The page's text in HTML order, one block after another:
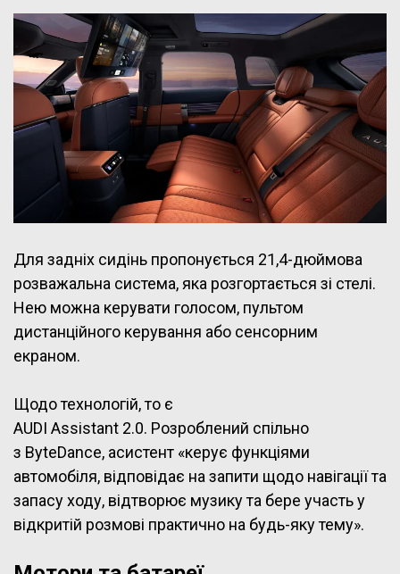
Для задніх сидінь пропонується 21,4-дюймова
розважальна система, яка розгортається зі стелі.
Нею можна керувати голосом, пультом
дистанційного керування або сенсорним
екраном.
Щодо технологій, то є
AUDI Assistant 2.0. Розроблений спільно
з ByteDance, асистент «керує функціями
автомобіля, відповідає на запити щодо навігації та
запасу ходу, відтворює музику та бере участь у
відкритій розмові практично на будь-яку тему».